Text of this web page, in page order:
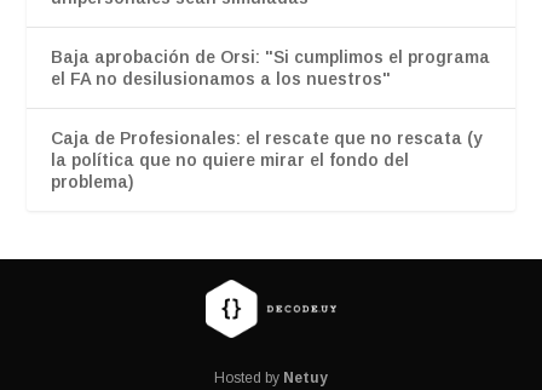
Baja aprobación de Orsi: "Si cumplimos el programa
el FA no desilusionamos a los nuestros"
Caja de Profesionales: el rescate que no rescata (y
la política que no quiere mirar el fondo del
problema)
Hosted by Netuy